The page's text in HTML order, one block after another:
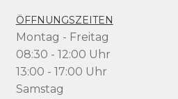
ÖFFNUNGSZEITEN
Montag - Freitag
08:30 - 12:00 Uhr
13:00 - 17:00 Uhr
Samstag